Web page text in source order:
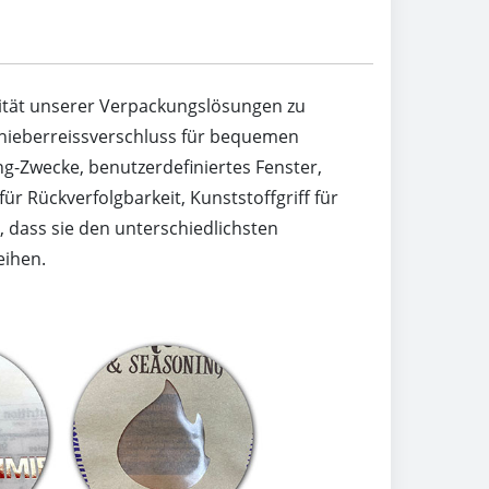
unserer Verpackungslösungen zu
für bequemen
Zwecke, benutzerdefiniertes Fenster,
Rückverfolgbarkeit, Kunststoffgriff für
sie den unterschiedlichsten